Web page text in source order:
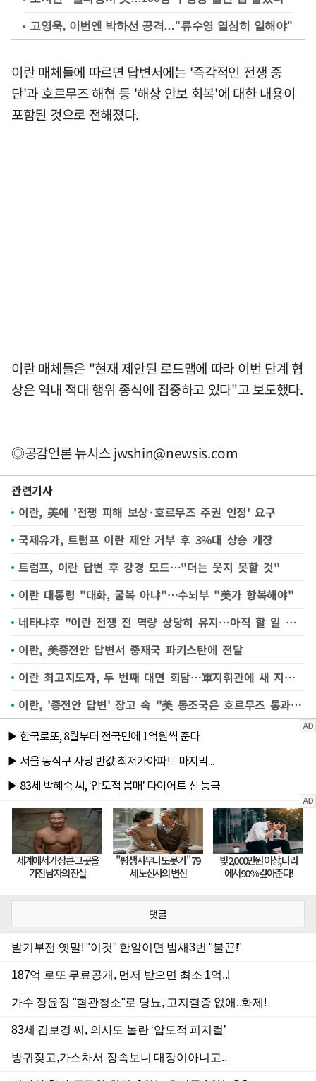
고영욱, 이번엔 박하선 공격…"류수영 열심히 일해야"
이란 매체들에 따르면 답변서에는 '즉각적인 전쟁 중
단'과 호르무즈 해협 등 '해상 안보 회복'에 대한 내용이
포함된 것으로 전해졌다.
이란 매체들은 "현재 제안된 로드맵에 따라 이번 단계 협
상은 역내 적대 행위 종식에 집중하고 있다"고 보도했다.
◎공감언론 뉴시스jwshin@newsis.com
관련기사
이란, 美에 '전쟁 피해 보상·호르무즈 주권 인정' 요구
국제유가, 트럼프 이란 제안 거부 후 3%대 상승 개장
트럼프, 이란 답변 후 강경 모드…"더는 웃지 못할 것"
이란 대통령 "대화, 굴복 아냐"…수뇌부 "美가 항복해야"
네타냐후 "이란 전쟁 전 역량 상당히 유지…아직 할 일 남아"
이란, 美종전안 답변서 중재국 파키스탄에 전달
이란 최고지도자, 두 번째 대면 회담…軍지휘관에 새 지침 하달
이란, '종전안 답변' 장고 속 "美 동조국은 호르무즈 통과 불가"(종합)
댓글